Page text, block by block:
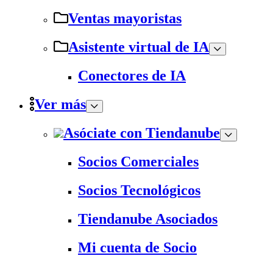
Ventas mayoristas
Asistente virtual de IA
Conectores de IA
Ver más
Asóciate con Tiendanube
Socios Comerciales
Socios Tecnológicos
Tiendanube Asociados
Mi cuenta de Socio